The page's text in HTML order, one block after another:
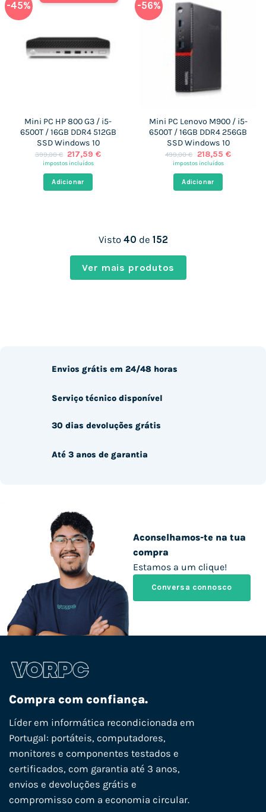
-45%
Mini PC HP 800 G3 / i5-
6500T / 16GB DDR4 512GB
SSD Windows 10
399,00€ O
preço
era:
399,00 €.
217,59€O
impostos incluídos
Adicionar
-56%
Mini PC Lenovo M900 / i5-
6500T / 16GB DDR4 256GB
SSD Windows 10
499,00€
O
preço
era:
499,00 €.
218,55 €O
impostos incluídos
Adicionar
Visto 40 de 152
Ver mais produtos
Aconselhamos-te na tua
compra
Estamos a um clique!
Conversa connosco
Envios grátis em 24/48 horas
Serviço técnico disponível
30 dias devoluções grátis
Até 3 anos de garantia
Compra com confiança.
Líder em informática recondicionada em
Portugal: portáteis, computadores,
monitores e componentes testados e
certificados, com garantia até 3 anos,
envios e devoluções grátis e
compromisso com a economia circular.